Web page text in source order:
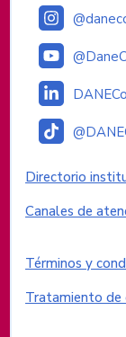
Enlaces
Directorio
Canales de
Enlaces
Términos y
Tratamiento de